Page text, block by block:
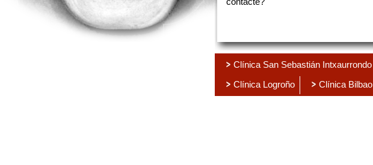
Clínica San Sebastián Intxaurrondo
Clínica Logroño
Clínica Bilbao